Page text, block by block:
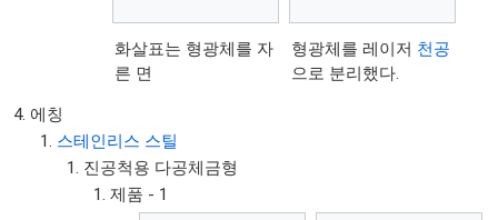
화살표는 형광체를 자
른 면
형광체를 레이저 천공
으로 분리했다.
에칭
스테인리스 스틸
진공척용 다공체금형
제품 - 1